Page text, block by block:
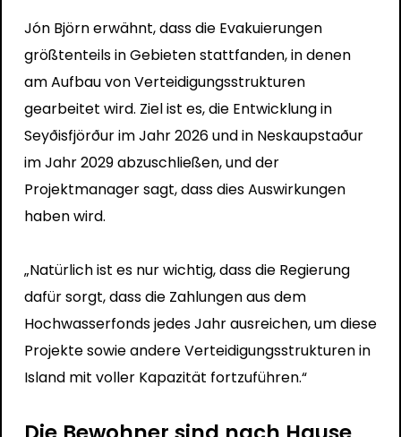
Jón Björn erwähnt, dass die Evakuierungen
größtenteils in Gebieten stattfanden, in denen
am Aufbau von Verteidigungsstrukturen
gearbeitet wird. Ziel ist es, die Entwicklung in
Seyðisfjörður im Jahr 2026 und in Neskaupstaður
im Jahr 2029 abzuschließen, und der
Projektmanager sagt, dass dies Auswirkungen
haben wird.
„Natürlich ist es nur wichtig, dass die Regierung
dafür sorgt, dass die Zahlungen aus dem
Hochwasserfonds jedes Jahr ausreichen, um diese
Projekte sowie andere Verteidigungsstrukturen in
Island mit voller Kapazität fortzuführen.“